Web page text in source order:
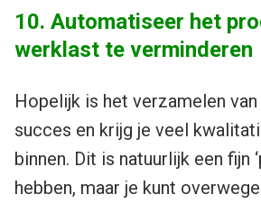
10. Automatiseer het
werklast te verminderen
Hopelijk is het verzamelen
succes en krijg je veel
binnen. Dit is natuurlijk een fijn
hebben, maar je kunt